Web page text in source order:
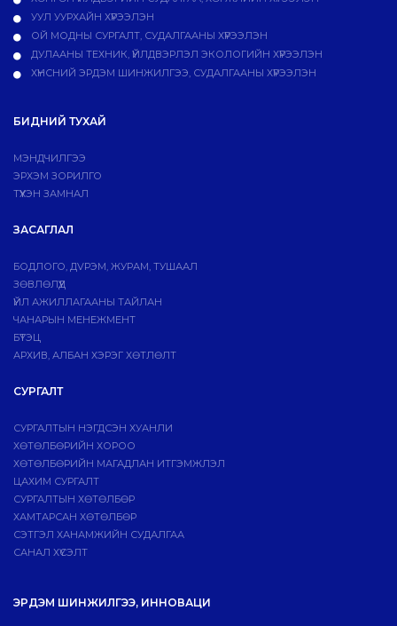
УУЛ УУРХАЙН ХҮРЭЭЛЭН
ОЙ МОДНЫ СУРГАЛТ, СУДАЛГААНЫ ХҮРЭЭЛЭН
ДУЛААНЫ ТЕХНИК, ҮЙЛДВЭРЛЭЛ ЭКОЛОГИЙН ХҮРЭЭЛЭН
ХҮНСНИЙ ЭРДЭМ ШИНЖИЛГЭЭ, СУДАЛГААНЫ ХҮРЭЭЛЭН
БИДНИЙ ТУХАЙ
МЭНДЧИЛГЭЭ
ЭРХЭМ ЗОРИЛГО
ТҮҮХЭН ЗАМНАЛ
ЗАСАГЛАЛ
БОДЛОГО, ДVРЭМ, ЖУРАМ, ТУШААЛ
ЗӨВЛӨЛҮҮД
ҮЙЛ АЖИЛЛАГААНЫ ТАЙЛАН
ЧАНАРЫН МЕНЕЖМЕНТ
БҮТЭЦ
АРХИВ, АЛБАН ХЭРЭГ ХӨТЛӨЛТ
СУРГАЛТ
СУРГАЛТЫН НЭГДСЭН ХУАНЛИ
ХӨТӨЛБӨРИЙН ХОРОО
ХӨТӨЛБӨРИЙН МАГАДЛАН ИТГЭМЖЛЭЛ
ЦАХИМ СУРГАЛТ
СУРГАЛТЫН ХӨТӨЛБӨР
ХАМТАРСАН ХӨТӨЛБӨР
СЭТГЭЛ ХАНАМЖИЙН СУДАЛГАА
САНАЛ ХҮСЭЛТ
ЭРДЭМ ШИНЖИЛГЭЭ, ИННОВАЦИ